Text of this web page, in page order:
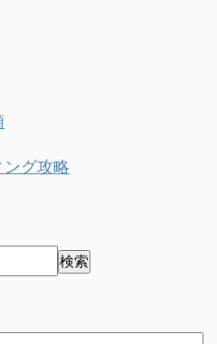
グ攻略